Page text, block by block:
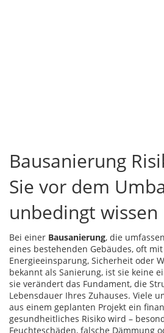
Bausanierung
Sie vor dem
unbedingt wissen
Bei einer Bausanierung, die
eines bestehenden Gebäudes, oft
Energieeinsparung, Sicherheit oder
bekannt als Sanierung, ist sie keine
sie verändert das Fundament, die
Lebensdauer Ihres Zuhauses. Viele
aus einem geplanten Projekt ein
gesundheitliches Risiko wird –
Feuchteschäden, falsche Dämmung